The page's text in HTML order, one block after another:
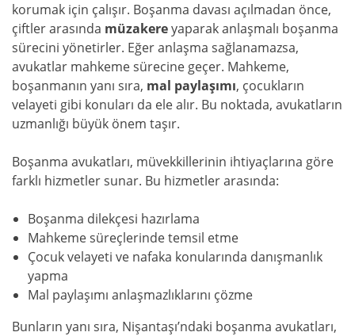
korumak için çalışır. Boşanma davası açılmadan önce,
çiftler arasında müzakereyaparak anlaşmalı boşanma
sürecini yönetirler. Eğer anlaşma sağlanamazsa,
avukatlar mahkeme sürecine geçer. Mahkeme,
boşanmanın yanı sıra, mal paylaşımı, çocukların
velayeti gibi konuları da ele alır. Bu noktada, avukatların
uzmanlığı büyük önem taşır.
Boşanma avukatları, müvekkillerinin ihtiyaçlarına göre
farklı hizmetler sunar. Bu hizmetler arasında:
Boşanma dilekçesi hazırlama
Mahkeme süreçlerinde temsil etme
Çocuk velayeti ve nafaka konularında danışmanlık
yapma
Mal paylaşımı anlaşmazlıklarını çözme
Bunların yanı sıra, Nişantaşı’ndaki boşanma avukatları,